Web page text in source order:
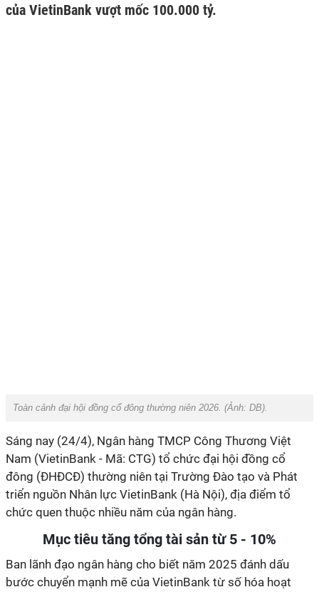
của VietinBank vượt mốc 100.000 tỷ.
Toàn cảnh đại hội đồng cổ đông thường niên 2026. (Ảnh: DB).
Sáng nay (24/4), Ngân hàng TMCP Công Thương Việt
Nam (VietinBank - Mã: CTG) tổ chức đại hội đồng cổ
đông (ĐHĐCĐ) thường niên tại Trường Đào tạo và Phát
triển nguồn Nhân lực VietinBank (Hà Nội), địa điểm tổ
chức quen thuộc nhiều năm của ngân hàng.
Mục tiêu tăng tổng tài sản từ 5 - 10%
Ban lãnh đạo ngân hàng cho biết năm 2025 đánh dấu
bước chuyển mạnh mẽ của VietinBank từ số hóa hoạt